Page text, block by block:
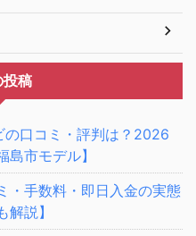
投稿
口コミ・評判は？2026
市モデル】
・手数料・即日入金の実態
説】